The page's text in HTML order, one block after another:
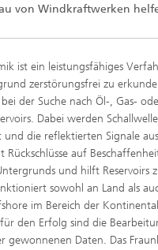
von Windkraftwerken
ist ein leistungsfähiges
zerstörungsfrei zu
bei der Suche nach Öl-, Gas-
Dabei werden
und die reflektierten Signale
Rückschlüsse auf
und hilft Reservoirs
sowohl an Land als
im Bereich der
den Erfolg sind die
gewonnenen Daten. Das